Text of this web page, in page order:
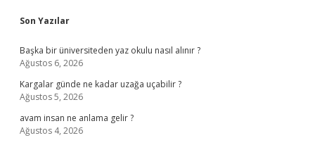
Sidebar
Son Yazılar
Başka bir üniversiteden yaz okulu nasıl alınır ?
Ağustos 6, 2026
Kargalar günde ne kadar uzağa uçabilir ?
Ağustos 5, 2026
avam insan ne anlama gelir ?
Ağustos 4, 2026